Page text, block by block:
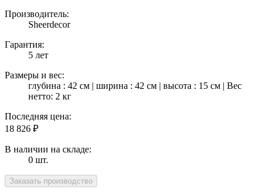
Производитель:
Sheerdecor
Гарантия:
5 лет
Размеры и вес:
глубина : 42 см | ширина : 42 см | высота : 15 см | Вес
нетто: 2 кг
Последняя цена:
18 826 ₽
В наличии на складе:
0 шт.